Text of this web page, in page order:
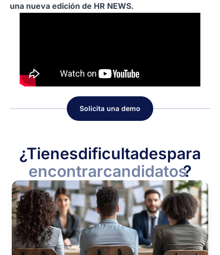
una nueva edición de HR NEWS.
Solicita una demo
¿Tienesdificultadespara
encontrarcandidatos?